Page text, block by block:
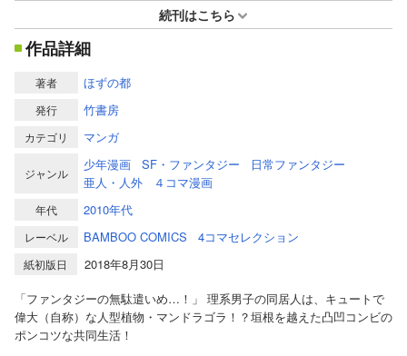
続刊はこちら
作品詳細
著者 ほずの都
発行 竹書房
カテゴリ マンガ
ジャンル
少年漫画 SF・ファンタジー
日常ファンタジー
亜人・人外
４コマ漫画
年代 2010年代
レーベル BAMBOO COMICS 4コマセレクション
紙初版日
2018年8月30日
「ファンタジーの無駄遣いめ…！」 理系男子の同居人は、キュートで
偉大（自称）な人型植物・マンドラゴラ！？垣根を越えた凸凹コンビの
ポンコツな共同生活！